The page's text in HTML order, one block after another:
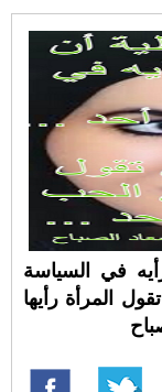
في السياسة
المرأة رأيها